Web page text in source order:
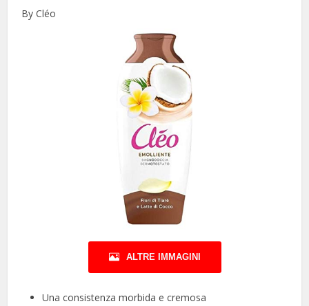
By Cléo
ALTRE IMMAGINI
Una consistenza morbida e cremosa